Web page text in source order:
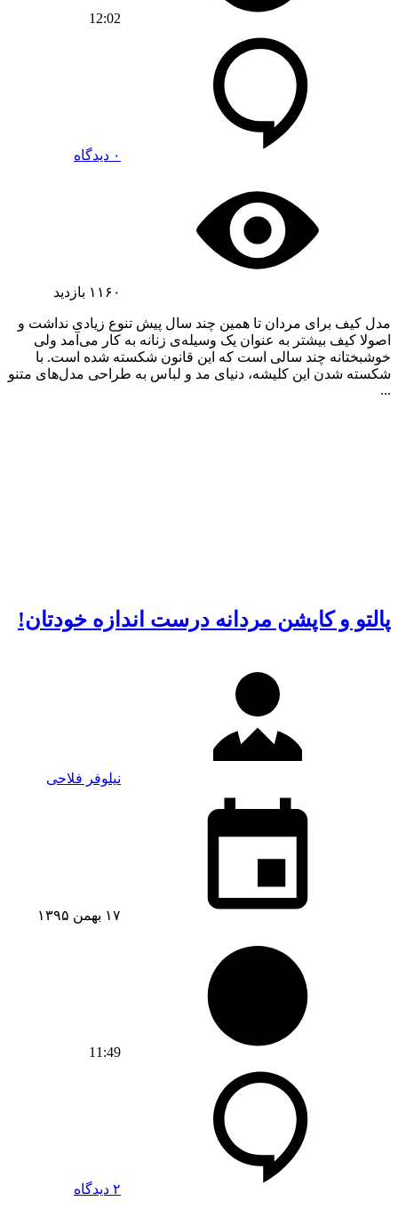
12:02
۰ دیدگاه
۱۱۶۰ بازدید
مدل کیف برای مردان تا همین چند سال پیش تنوع زیادی نداشت و
اصولا کیف بیشتر به عنوان یک وسیله‌ی زنانه به کار می‌آمد ولی
خوشبختانه چند سالی است که این قانون شکسته شده است. با
شکسته شدن این کلیشه، دنیای مد و لباس به طراحی مدل‌های متنو
...
پالتو و کاپشن مردانه درست اندازه خودتان!
نیلوفر فلاحی
۱۷ بهمن ۱۳۹۵
11:49
۲ دیدگاه